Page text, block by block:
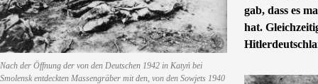
Nach der Öffnung der von den Deutschen 1942 in Katyń bei
Smolensk entdeckten Massengräber mit den, von den Sowjets 1940
gab, dass es
hat.